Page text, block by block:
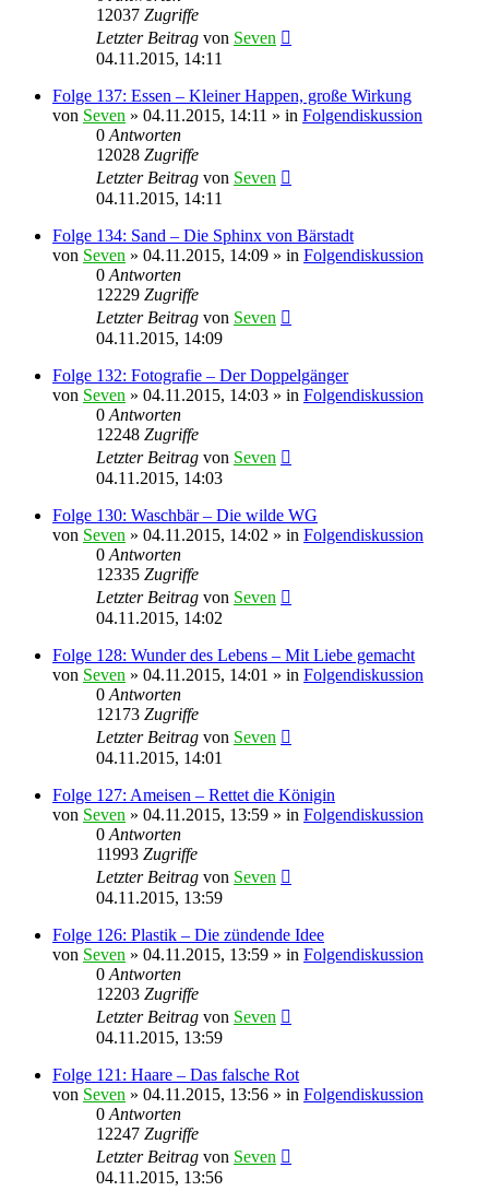
12037 Zugriffe
Letzter Beitrag von Seven
04.11.2015, 14:11
Folge 137: Essen – Kleiner Happen, große Wirkung
von Seven » 04.11.2015, 14:11 » in Folgendiskussion
0 Antworten
12028 Zugriffe
Letzter Beitrag von Seven
04.11.2015, 14:11
Folge 134: Sand – Die Sphinx von Bärstadt
von Seven » 04.11.2015, 14:09 » in Folgendiskussion
0 Antworten
12229 Zugriffe
Letzter Beitrag von Seven
04.11.2015, 14:09
Folge 132: Fotografie – Der Doppelgänger
von Seven » 04.11.2015, 14:03 » in Folgendiskussion
0 Antworten
12248 Zugriffe
Letzter Beitrag von Seven
04.11.2015, 14:03
Folge 130: Waschbär – Die wilde WG
von Seven » 04.11.2015, 14:02 » in Folgendiskussion
0 Antworten
12335 Zugriffe
Letzter Beitrag von Seven
04.11.2015, 14:02
Folge 128: Wunder des Lebens – Mit Liebe gemacht
von Seven » 04.11.2015, 14:01 » in Folgendiskussion
0 Antworten
12173 Zugriffe
Letzter Beitrag von Seven
04.11.2015, 14:01
Folge 127: Ameisen – Rettet die Königin
von Seven » 04.11.2015, 13:59 » in Folgendiskussion
0 Antworten
11993 Zugriffe
Letzter Beitrag von Seven
04.11.2015, 13:59
Folge 126: Plastik – Die zündende Idee
von Seven » 04.11.2015, 13:59 » in Folgendiskussion
0 Antworten
12203 Zugriffe
Letzter Beitrag von Seven
04.11.2015, 13:59
Folge 121: Haare – Das falsche Rot
von Seven » 04.11.2015, 13:56 » in Folgendiskussion
0 Antworten
12247 Zugriffe
Letzter Beitrag von Seven
04.11.2015, 13:56